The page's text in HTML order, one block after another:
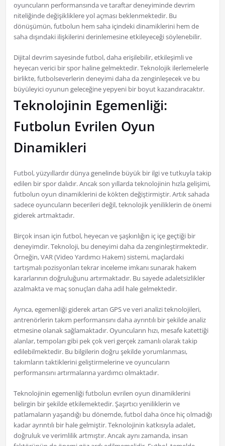
oyuncuların performansında ve taraftar deneyiminde devrim
niteliğinde değişikliklere yol açması beklenmektedir. Bu
dönüşümün, futbolun hem saha içindeki dinamiklerini hem de
saha dışındaki ilişkilerini derinlemesine etkileyeceği söylenebilir.
Dijital devrim sayesinde futbol, daha erişilebilir, etkileşimli ve
heyecan verici bir spor haline gelmektedir. Teknolojik ilerlemelerle
birlikte, futbolseverlerin deneyimi daha da zenginleşecek ve bu
büyüleyici oyunun geleceğine yepyeni bir boyut kazandıracaktır.
Teknolojinin Egemenliği:
Futbolun Evrilen Oyun
Dinamikleri
Futbol, yüzyıllardır dünya genelinde büyük bir ilgi ve tutkuyla takip
edilen bir spor dalıdır. Ancak son yıllarda teknolojinin hızla gelişimi,
futbolun oyun dinamiklerini de kökten değiştirmiştir. Artık sahada
sadece oyuncuların becerileri değil, teknolojik yeniliklerin de önemi
giderek artmaktadır.
Birçok insan için futbol, heyecan ve şaşkınlığın iç içe geçtiği bir
deneyimdir. Teknoloji, bu deneyimi daha da zenginleştirmektedir.
Örneğin, VAR (Video Yardımcı Hakem) sistemi, maçlardaki
tartışmalı pozisyonları tekrar inceleme imkanı sunarak hakem
kararlarının doğruluğunu artırmaktadır. Bu sayede adaletsizlikler
azalmakta ve maç sonuçları daha adil hale gelmektedir.
Ayrıca, egemenliği giderek artan GPS ve veri analizi teknolojileri,
antrenörlerin takım performansını daha ayrıntılı bir şekilde analiz
etmesine olanak sağlamaktadır. Oyuncuların hızı, mesafe katettiği
alanlar, tempoları gibi pek çok veri gerçek zamanlı olarak takip
edilebilmektedir. Bu bilgilerin doğru şekilde yorumlanması,
takımların taktiklerini geliştirmelerine ve oyuncuların
performansını artırmalarına yardımcı olmaktadır.
Teknolojinin egemenliği futbolun evrilen oyun dinamiklerini
belirgin bir şekilde etkilemektedir. Şaşırtıcı yeniliklerin ve
patlamaların yaşandığı bu dönemde, futbol daha önce hiç olmadığı
kadar ayrıntılı bir hale gelmiştir. Teknolojinin katkısıyla adalet,
doğruluk ve verimlilik artmıştır. Ancak aynı zamanda, insan